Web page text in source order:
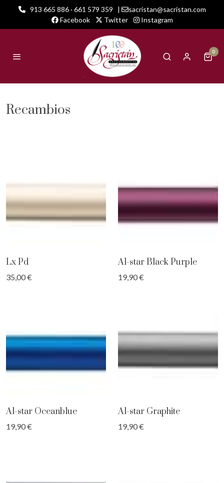
913 665 886 · 661 579 359 |
sacristan@sacristan.com
Facebook
Twitter Instagram
0
Recambios
Lx Pd
35,00 €
Al-star Black Purple
19,90 €
Al-star Oceanblue
19,90 €
Al-star Graphite
19,90 €